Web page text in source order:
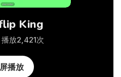
King
播放2,421次
播放